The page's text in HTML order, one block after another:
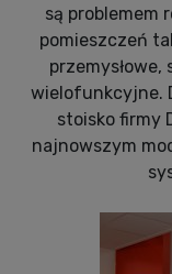
są problemem
pomieszczeń
wielofunkcyjne.
stoisko firmy
najnowszym